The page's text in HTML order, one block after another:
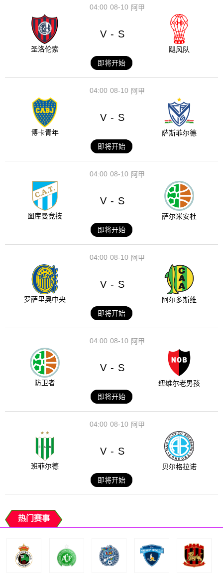
08-10
04:00 阿甲
圣洛伦索
V - S
飓风队
即将开始
08-10
04:00 阿甲
博卡青年
V - S
萨斯菲尔德
即将开始
08-10
04:00 阿甲
图库曼竞技
V - S
萨尔米安杜
即将开始
08-10
04:00 阿甲
罗萨里奥中央
V - S
阿尔多斯维
即将开始
08-10
04:00 阿甲
防卫者
V - S
纽维尔老男孩
即将开始
08-10
04:00 阿甲
班菲尔德
V - S
贝尔格拉诺
即将开始
热门赛事